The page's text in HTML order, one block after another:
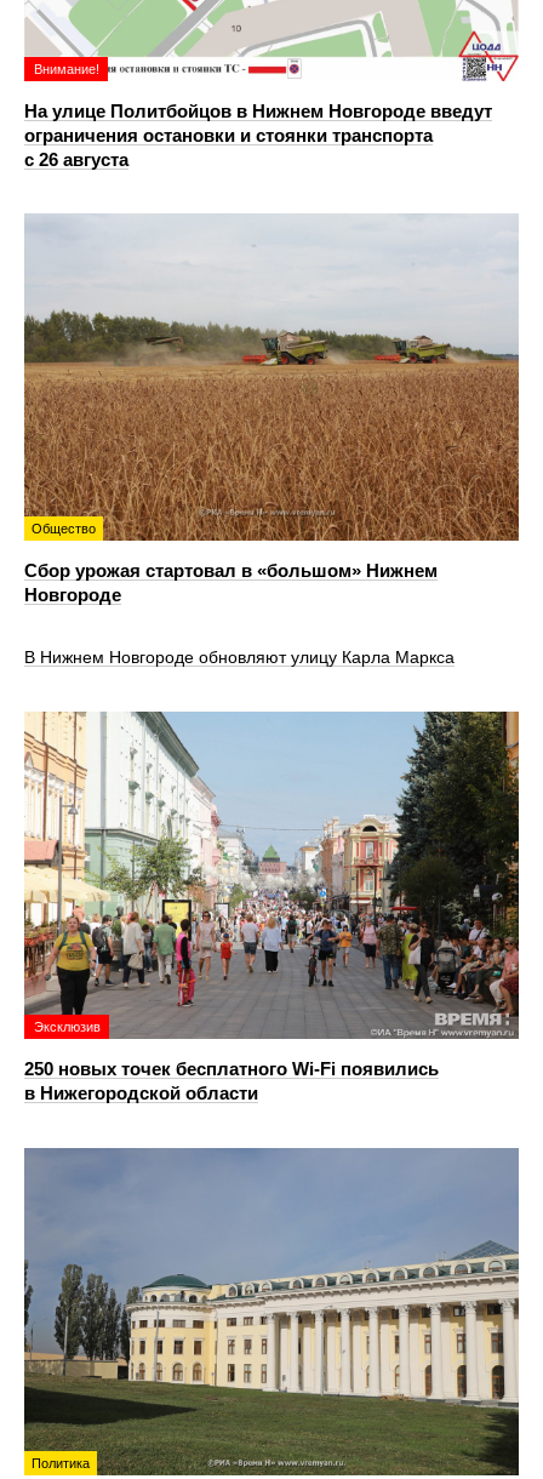
Внимание!
На улице Политбойцов в Нижнем Новгороде введут
ограничения остановки и стоянки транспорта
с 26 августа
Общество
Сбор урожая стартовал в «большом» Нижнем
Новгороде
В Нижнем Новгороде обновляют улицу Карла Маркса
Эксклюзив
250 новых точек бесплатного Wi-Fi появились
в Нижегородской области
Политика